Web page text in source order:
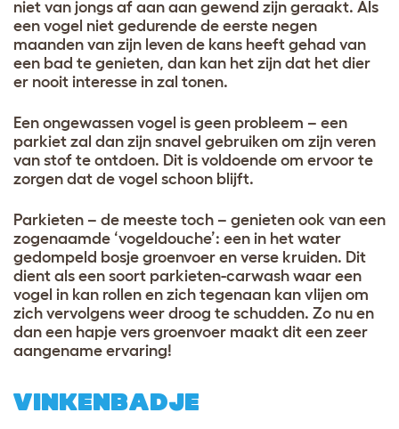
niet van jongs af aan aan gewend zijn geraakt. Als
een vogel niet gedurende de eerste negen
maanden van zijn leven de kans heeft gehad van
een bad te genieten, dan kan het zijn dat het dier
er nooit interesse in zal tonen.
Een ongewassen vogel is geen probleem – een
parkiet zal dan zijn snavel gebruiken om zijn veren
van stof te ontdoen. Dit is voldoende om ervoor te
zorgen dat de vogel schoon blijft.
Parkieten – de meeste toch – genieten ook van een
zogenaamde ‘vogeldouche’: een in het water
gedompeld bosje groenvoer en verse kruiden. Dit
dient als een soort parkieten-carwash waar een
vogel in kan rollen en zich tegenaan kan vlijen om
zich vervolgens weer droog te schudden. Zo nu en
dan een hapje vers groenvoer maakt dit een zeer
aangename ervaring!
VINKENBADJE